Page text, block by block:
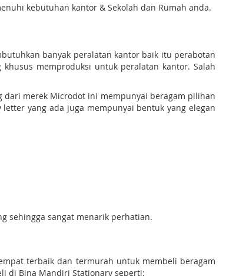
kebutuhan kantor & Sekolah dan Rumah anda.
banyak peralatan kantor baik itu perabotan
khusus memproduksi untuk peralatan kantor. Salah
dari merek Microdot ini mempunyai beragam pilihan
yang ada juga mempunyai bentuk yang elegan
sehingga sangat menarik perhatian.
terbaik dan termurah untuk membeli beragam
di Bina Mandiri Stationary seperti: